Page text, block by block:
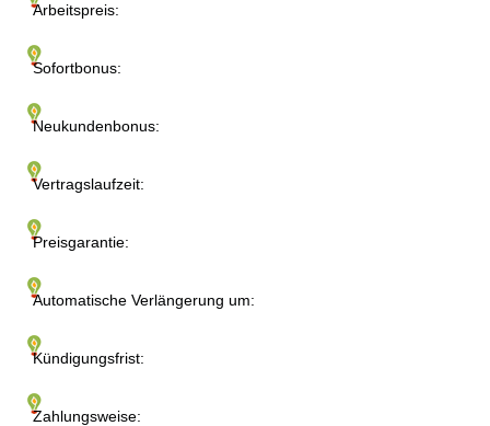
Arbeitspreis:
Sofortbonus:
Neukundenbonus:
Vertragslaufzeit:
Preisgarantie:
Automatische Verlängerung um:
Kündigungsfrist:
Zahlungsweise: